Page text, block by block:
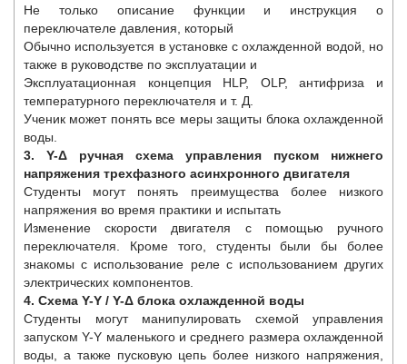
Не только описание функции и инструкция о
переключателе давления, который
Обычно используется в установке с охлажденной водой, но
также в руководстве по эксплуатации и
Эксплуатационная концепция HLP, OLP, антифриза и
температурного переключателя и т. Д.
Ученик может понять все меры защиты блока охлажденной
воды.
3. Y-Δ ручная схема управления пуском нижнего
напряжения трехфазного асинхронного двигателя
Студенты могут понять преимущества более низкого
напряжения во время практики и испытать
Изменение скорости двигателя с помощью ручного
переключателя. Кроме того, студенты были бы более
знакомы с использование реле с использованием других
электрических компонентов.
4. Схема Y-Y / Y-Δ блока охлажденной воды
Студенты могут манипулировать схемой управления
запуском Y-Y маленького и среднего размера охлажденной
воды, а также пусковую цепь более низкого напряжения,